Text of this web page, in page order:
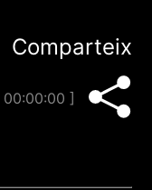
Comparteix
00:00:00 ]